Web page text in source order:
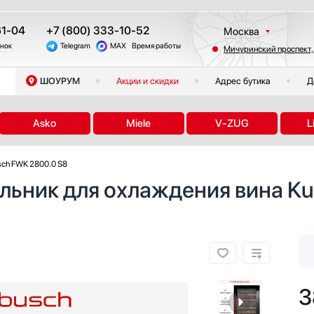
04 +7 (800) 333-10-52
Telegram MAX Время работы
Москва
Санкт-Петербург
Казань
Екатеринбург
Другие регионы
Мичуринский проспект,
ШОУРУМ Акции и скидки Адрес бутика
Asko Miele V-ZUG
FWK 2800.0 S8
для охлаждения вина